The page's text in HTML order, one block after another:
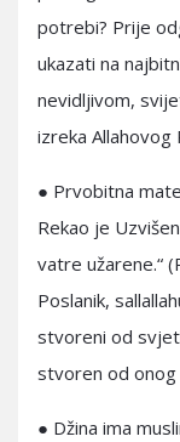
potrebi? Prije
ukazati na
nevidljivom,
izreka Allahovog
● Prvobitna
Rekao je
vatre užarene.“
Poslanik,
stvoreni od
stvoren od onog
● Džina ima